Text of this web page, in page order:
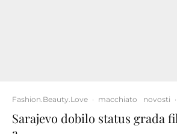
Fashion.Beauty.Love · macchiato novosti ·
Sarajevo dobilo status grada